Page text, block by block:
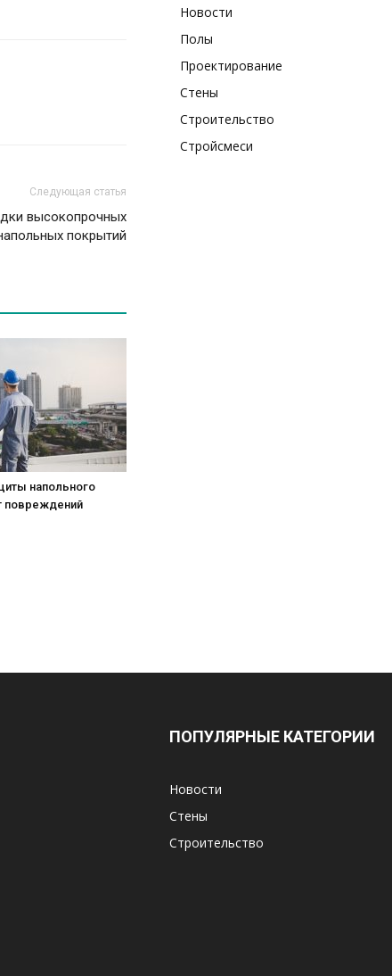
Следующая статья
высокопрочных
покрытий
напольного
повреждений
Новости
Полы
Проектирование
Стены
Строительство
Стройсмеси
ПОПУЛЯРНЫЕ КАТЕГОРИИ
Новости
Стены
Строительство